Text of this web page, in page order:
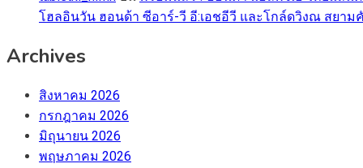
โฮลอินวัน ฮอนด้า ซีอาร์-วี อี:เอชอีวี และโกล์ดวิงณ สยา
Archives
สิงหาคม 2026
กรกฎาคม 2026
มิถุนายน 2026
พฤษภาคม 2026